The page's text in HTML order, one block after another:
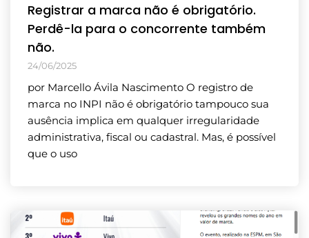
Registrar a marca não é obrigatório.
Perdê-la para o concorrente também
não.
24/06/2025
por Marcello Ávila Nascimento O registro de
marca no INPI não é obrigatório tampouco sua
ausência implica em qualquer irregularidade
administrativa, fiscal ou cadastral. Mas, é possível
que o uso